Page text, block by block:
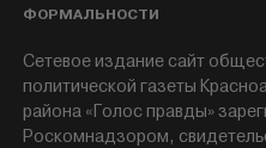
ФОРМАЛЬНОСТИ
Сетевое издание сайт
политической газеты
района «Голос правды»
Роскомнадзором,